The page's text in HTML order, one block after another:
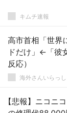
キムチ速報
高市首相「世界
ドだけ」←「彼
反応）
海外さんいらっ
【悲報】ニコニ